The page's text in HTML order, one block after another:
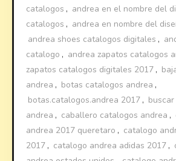
catalogos , andrea en el nombre del
catalogos , andrea en nombre del
andrea shoes catalogos digitales ,
catalogo , andrea zapatos catalogos
zapatos catalogos digitales 2017 ,
andrea , botas catalogos andrea ,
botas.catalogos.andrea 2017 ,
andrea , caballero catalogos andrea ,
andrea 2017 queretaro , catalogo
2017 , catalogo andrea adidas 2017 ,